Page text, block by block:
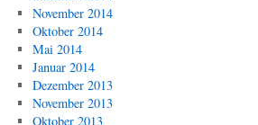
November 2014
Oktober 2014
Mai 2014
Januar 2014
Dezember 2013
November 2013
Oktober 2013